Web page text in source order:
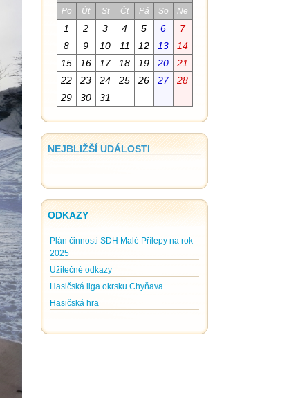
Po Út St Čt Pá So Ne
1 2 3 4 5 6
7
8
9 10 11 12 13
14
15
16 17 18 19 20
21
22
23 24 25 26 27
28
29
30 31
NEJBLIŽŠÍ UDÁLOSTI
ODKAZY
Plán činnosti SDH Malé Přílepy na rok
2025
Užitečné odkazy
Hasičská liga okrsku Chyňava
Hasičská hra